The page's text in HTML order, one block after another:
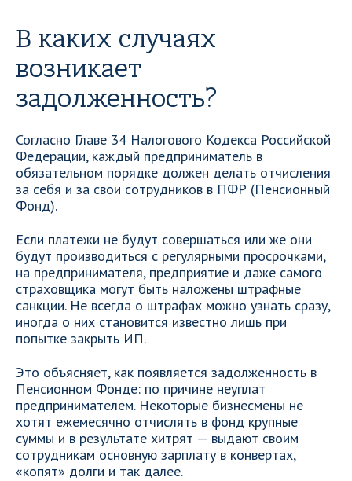
В каких случаях
возникает
задолженность?
Согласно Главе 34 Налогового Кодекса Российской
Федерации, каждый предприниматель в
обязательном порядке должен делать отчисления
за себя и за свои сотрудников в ПФР (Пенсионный
Фонд).
Если платежи не будут совершаться или же они
будут производиться с регулярными просрочками,
на предпринимателя, предприятие и даже самого
страховщика могут быть наложены штрафные
санкции. Не всегда о штрафах можно узнать сразу,
иногда о них становится известно лишь при
попытке закрыть ИП.
Это объясняет, как появляется задолженность в
Пенсионном Фонде: по причине неуплат
предпринимателем. Некоторые бизнесмены не
хотят ежемесячно отчислять в фонд крупные
суммы и в результате хитрят — выдают своим
сотрудникам основную зарплату в конвертах,
«копят» долги и так далее.